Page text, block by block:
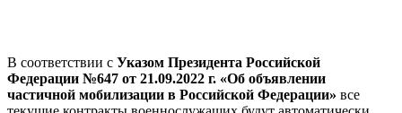
В соответствии с Указом Президента Российской
Федерации №647 от 21.09.2022 г. «Об объявлении
частичной мобилизации в Российской Федерации» все